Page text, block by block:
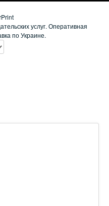
услуг. Оперативная
по Украине.